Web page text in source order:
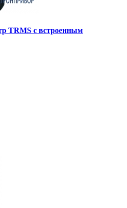
TRMS с встроенным